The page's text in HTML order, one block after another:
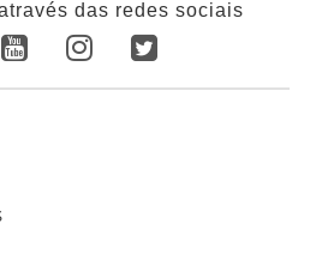
das redes sociais